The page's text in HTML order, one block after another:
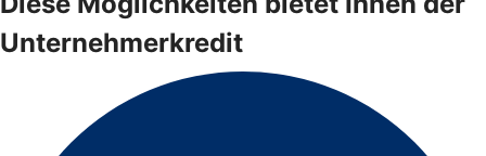
Unternehmerkredit